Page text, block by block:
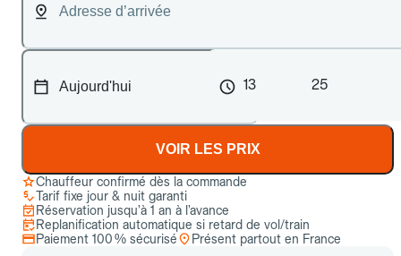
13 25
VOIR LES PRIX
Chauffeur confirmé dès la commande
Tarif fixe jour & nuit garanti
Réservation jusqu’à 1 an à l’avance
Replanification automatique si retard de vol/train
Paiement 100 % sécurisé
Présent partout en France